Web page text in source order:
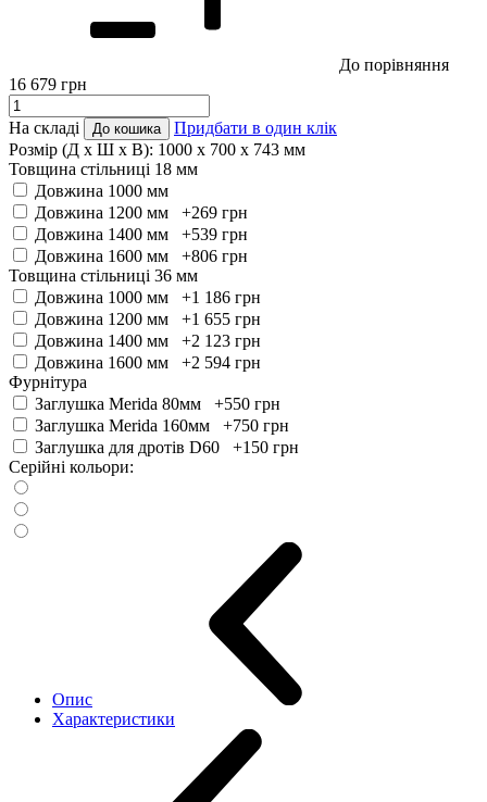
До порівняння
16 679 грн
На складі До кошика
Придбати в один клік
Розмір (Д x Ш x В): 1000 x 700 x 743 мм
Товщина стільниці 18 мм
Довжина 1000 мм
Довжина 1200 мм +269 грн
Довжина 1400 мм +539 грн
Довжина 1600 мм +806 грн
Товщина стільниці 36 мм
Довжина 1000 мм +1 186 грн
Довжина 1200 мм +1 655 грн
Довжина 1400 мм +2 123 грн
Довжина 1600 мм +2 594 грн
Фурнітура
Заглушка Merida 80мм +550 грн
Заглушка Merida 160мм +750 грн
Заглушка для дротів D60 +150 грн
Серійні кольори:
Опис
Характеристики